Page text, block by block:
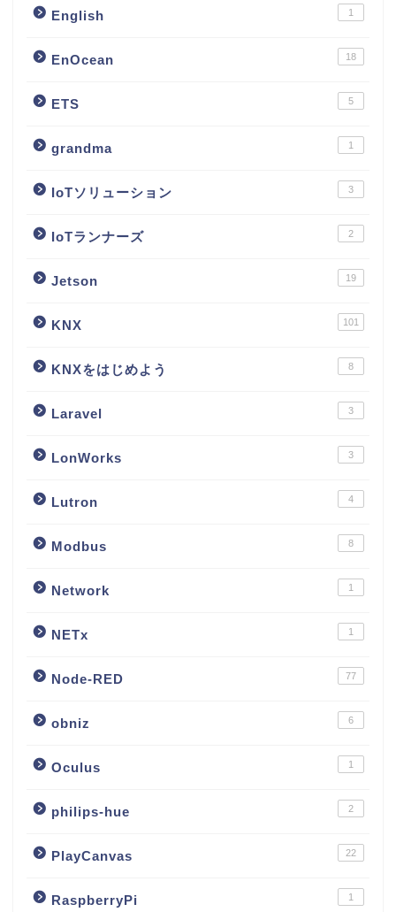
English 1
EnOcean 18
ETS 5
grandma 1
IoTソリューション 3
IoTランナーズ 2
Jetson 19
KNX 101
KNXをはじめよう 8
Laravel 3
LonWorks 3
Lutron 4
Modbus 8
Network 1
NETx 1
Node-RED 77
obniz 6
Oculus 1
philips-hue 2
PlayCanvas 22
RaspberryPi 1